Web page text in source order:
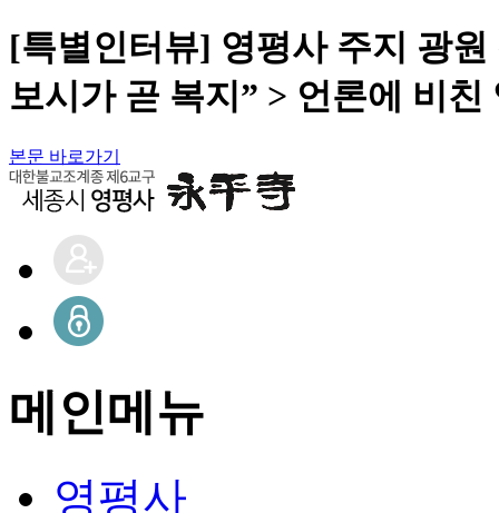
[특별인터뷰] 영평사 주지 광
보시가 곧 복지” > 언론에 비친
본문 바로가기
메인메뉴
영평사